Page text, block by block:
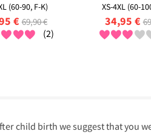
(60-90, F-K)
€ 69,90 €
(2)
XS-4XL (60-
34,95 €
child birth we suggest that you